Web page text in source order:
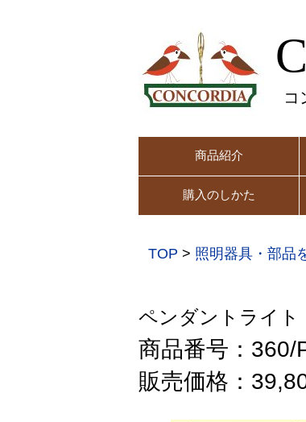
コ
商品紹介
購入のしかた
TOP > 照明器具・部品
ペンダントライト
商品番号：360/
販売価格：